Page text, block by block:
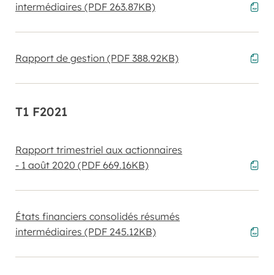
intermédiaires (PDF 263.87KB)
Rapport de gestion (PDF 388.92KB)
T1 F2021
Rapport trimestriel aux actionnaires
- 1 août 2020 (PDF 669.16KB)
États financiers consolidés résumés
intermédiaires (PDF 245.12KB)